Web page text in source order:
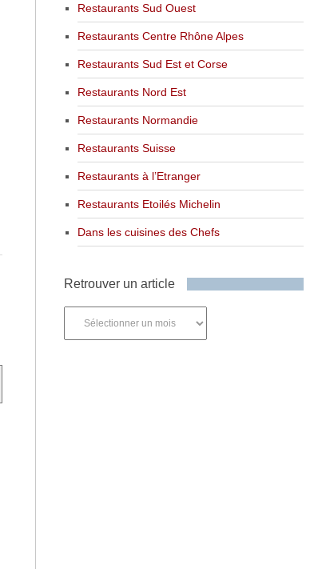
Restaurants Sud Ouest
Restaurants Centre Rhône Alpes
Restaurants Sud Est et Corse
Restaurants Nord Est
Restaurants Normandie
Restaurants Suisse
Restaurants à l’Etranger
Restaurants Etoilés Michelin
Dans les cuisines des Chefs
Retrouver un article